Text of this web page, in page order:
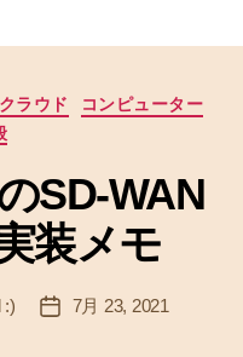
クラウド
コンピューター
SD-WAN
装メモ
:)
投 7月 23, 2021